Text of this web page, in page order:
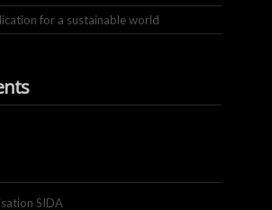
for a sustainable world
SIDA